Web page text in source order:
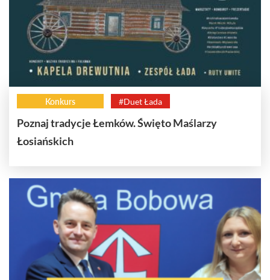
Konkurs #Duet Łada
Poznaj tradycje Łemków. Święto Maślarzy
Łosiańskich